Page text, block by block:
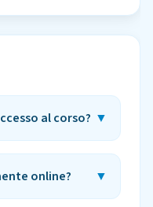
al corso? ▼
online? ▼